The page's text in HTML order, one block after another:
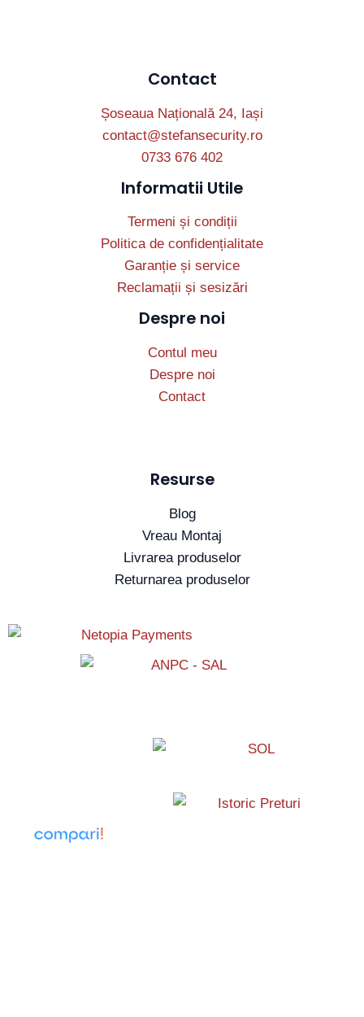
Contact
Șoseaua Națională 24, Iași
contact@stefansecurity.ro
0733 676 402
Informatii Utile
Termeni și condiții
Politica de confidențialitate
Garanție și service
Reclamații și sesizări
Despre noi
Contul meu
Despre noi
Contact
Resurse
Blog
Vreau Montaj
Livrarea produselor
Returnarea produselor